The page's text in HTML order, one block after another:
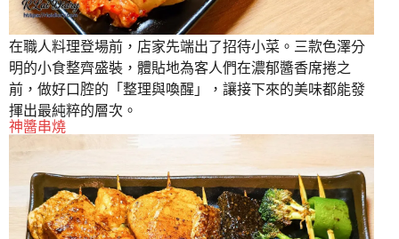
在職人料理登場前，店家先端出了招待小菜。三款色澤分
明的小食整齊盛裝，體貼地為客人們在濃郁醬香席捲之
前，做好口腔的「整理與喚醒」，讓接下來的美味都能發
揮出最純粹的層次。
神醬串燒